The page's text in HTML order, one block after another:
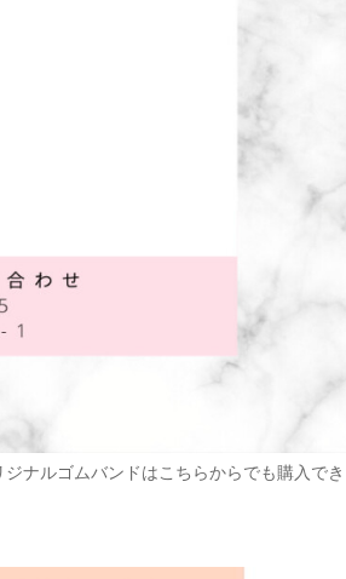
バンドはこちらからでも購入でき